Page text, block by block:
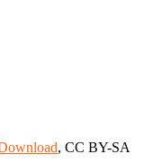
, CC BY-SA